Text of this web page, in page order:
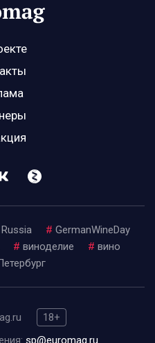
# GermanWineDay
# виноделие # вино
18+
sp@euromag.ru